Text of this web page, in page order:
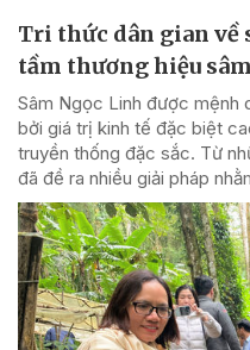
Tri thức dân gian về
tầm thương hiệu
Sâm Ngọc Linh được mệnh
bởi giá trị kinh tế đặc biệt
truyền thống đặc sắc. Từ
đã đề ra nhiều giải pháp